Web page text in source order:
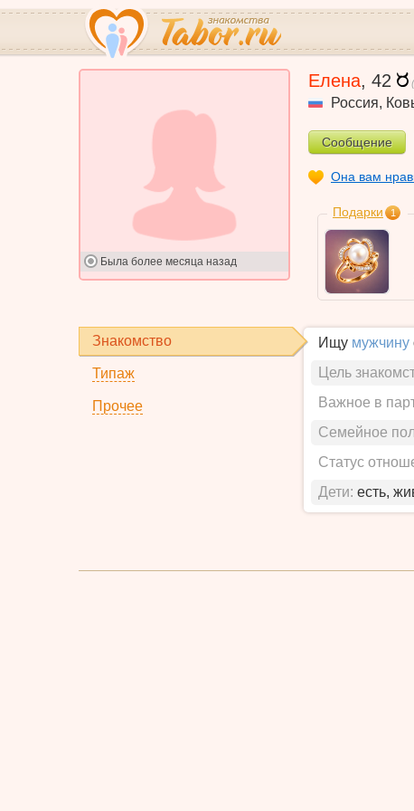
Была более месяца назад
Елена, 42
Россия,
Сообщение
Она вам
Подарки 1
Знакомство
Типаж
Прочее
Ищу мужчину
Цель
Важное в
Семейное
Статус
Дети: есть,